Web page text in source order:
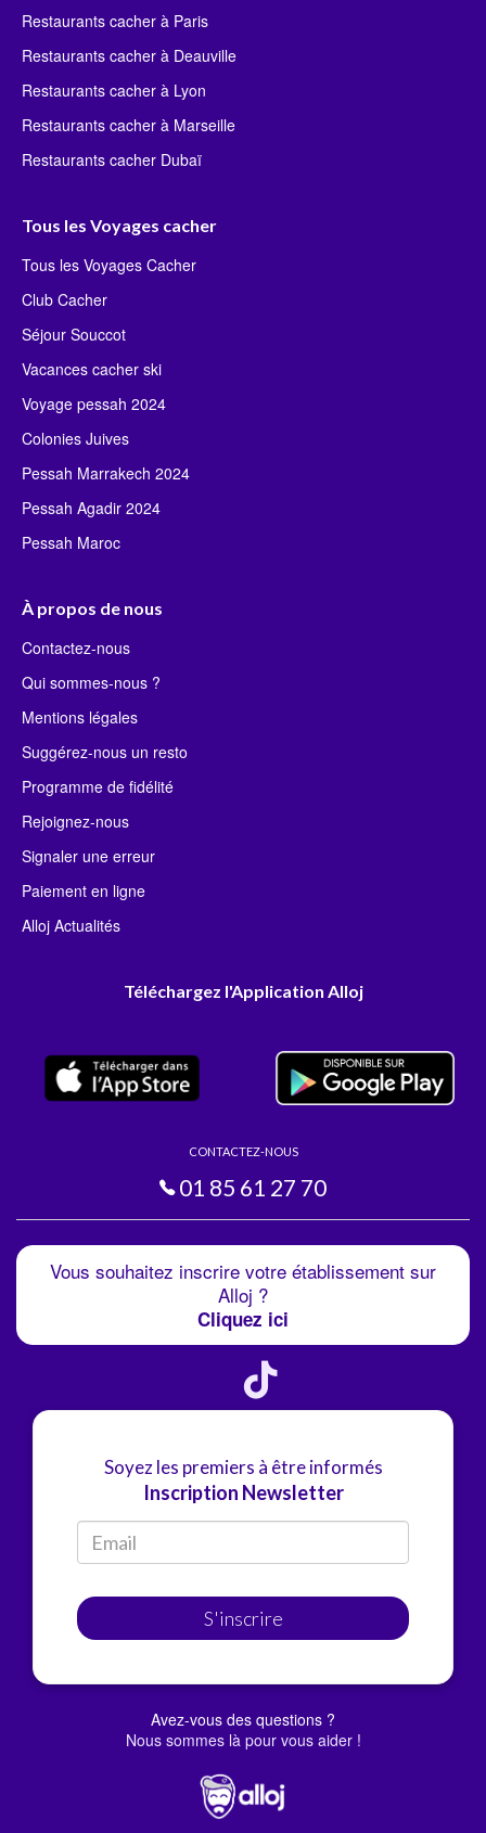
Restaurants cacher à Paris
Restaurants cacher à Deauville
Restaurants cacher à Lyon
Restaurants cacher à Marseille
Restaurants cacher Dubaï
Tous les Voyages cacher
Tous les Voyages Cacher
Club Cacher
Séjour Souccot
Vacances cacher ski
Voyage pessah 2024
Colonies Juives
Pessah Marrakech 2024
Pessah Agadir 2024
Pessah Maroc
À propos de nous
Contactez-nous
Qui sommes-nous ?
Mentions légales
Suggérez-nous un resto
Programme de fidélité
Rejoignez-nous
Signaler une erreur
Paiement en ligne
Alloj Actualités
Téléchargez l'Application Alloj
CONTACTEZ-NOUS
01 85 61 27 70
Vous souhaitez inscrire votre établissement sur
Alloj ?
Cliquez ici
Soyez les premiers à être informés
Inscription Newsletter
S'inscrire
Avez-vous des questions ?
Nous sommes là pour vous aider !